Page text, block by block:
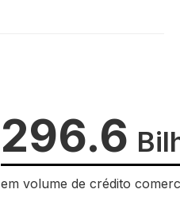
296.6
em volume de crédito